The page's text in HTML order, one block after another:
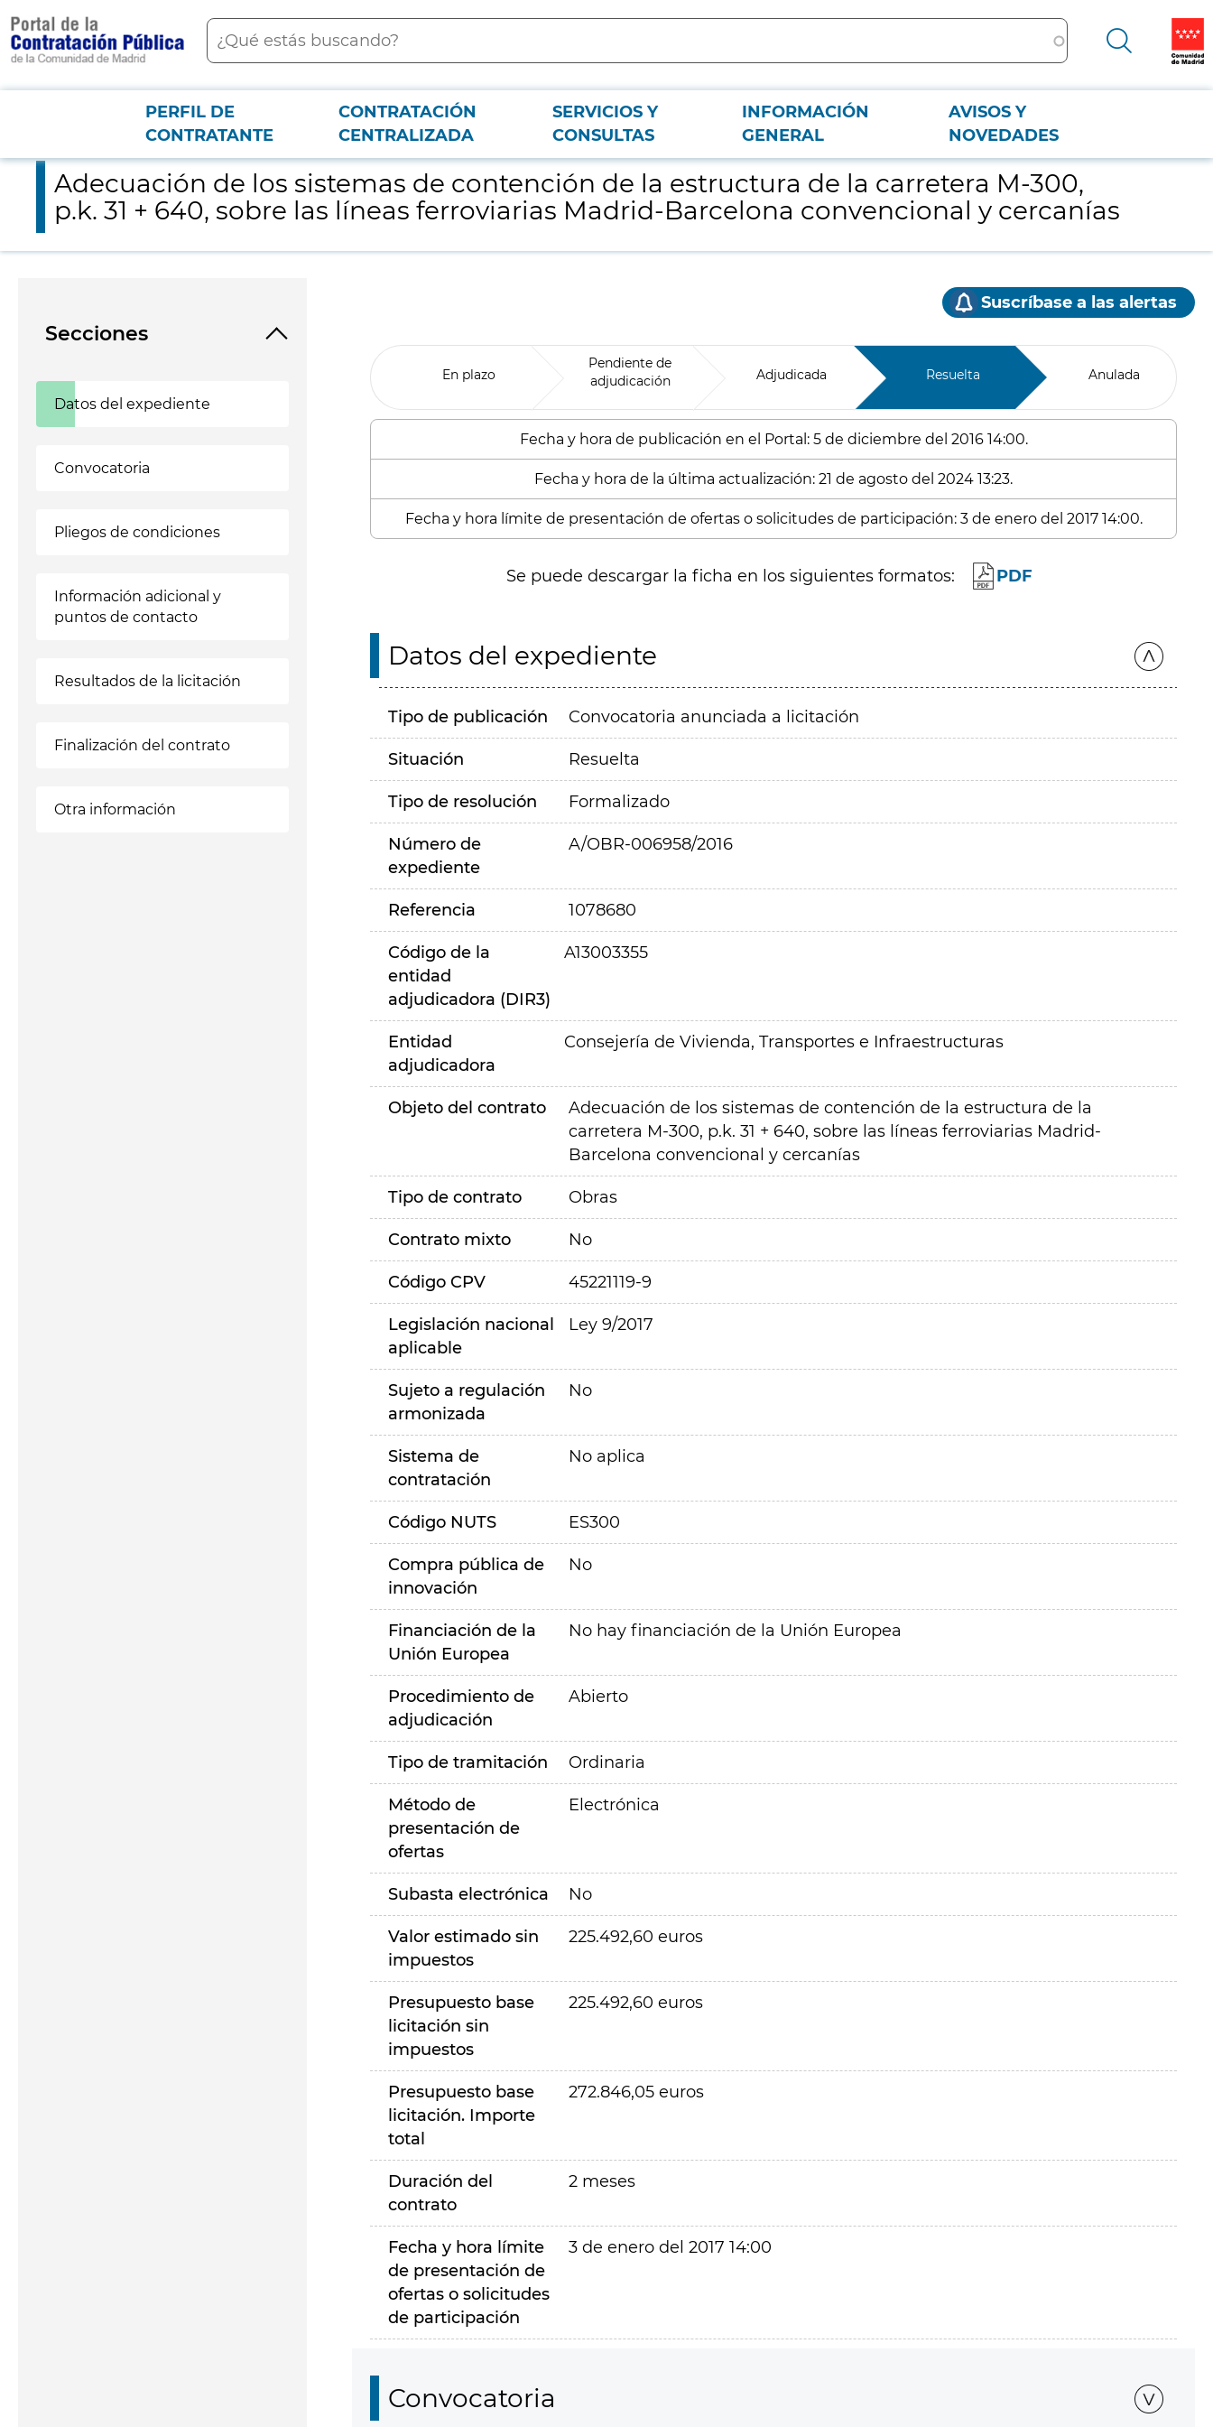
contenido
principal
Buscar
Menú PCON
PERFIL DE
CONTRATANTE
CONTRATACIÓN
CENTRALIZADA
SERVICIOS Y
CONSULTAS
INFORMACIÓN
GENERAL
AVISOS Y
NOVEDADES
Adecuación de los sistemas de contención de la estructura de la carretera M-300, p.k. 31 + 640, sobre las líneas ferroviarias Madrid-Barcelona convencional y cercanías
Adecuación de los sistemas de contención de la estructura de la carretera M-300,
p.k. 31 + 640, sobre las líneas ferroviarias Madrid-Barcelona convencional y cercanías
Secciones
Datos del expediente
Convocatoria
Pliegos de condiciones
Información adicional y
puntos de contacto
Resultados de la licitación
Finalización del contrato
Otra información
Suscríbase a las alertas
En plazo
Pendiente de
adjudicación
Adjudicada Resuelta Anulada
Fecha y hora de publicación en el Portal: 5 de diciembre del 2016 14:00.
Fecha y hora de la última actualización: 21 de agosto del 2024 13:23.
Fecha y hora límite de presentación de ofertas o solicitudes de participación: 3 de enero del 2017 14:00.
Se puede descargar la ficha en los siguientes formatos: PDF
Datos del expediente
Tipo de publicación Convocatoria anunciada a licitación
Situación Resuelta
Tipo de resolución Formalizado
Número de
expediente
A/OBR-006958/2016
Referencia 1078680
Código de la
entidad
adjudicadora (DIR3)
A13003355
Entidad
adjudicadora
Consejería de Vivienda, Transportes e Infraestructuras
Objeto del contrato
Adecuación de los sistemas de contención de la estructura de la
carretera M-300, p.k. 31 + 640, sobre las líneas ferroviarias Madrid-
Barcelona convencional y cercanías
Tipo de contrato Obras
Contrato mixto No
Código CPV 45221119-9
Legislación nacional
aplicable
Ley 9/2017
Sujeto a regulación
armonizada
No
Sistema de
contratación
No aplica
Código NUTS ES300
Compra pública de
innovación
No
Financiación de la
Unión Europea
No hay financiación de la Unión Europea
Procedimiento de
adjudicación
Abierto
Tipo de tramitación Ordinaria
Método de
presentación de
ofertas
Electrónica
Subasta electrónica No
Valor estimado sin
impuestos
225.492,60 euros
Presupuesto base
licitación sin
impuestos
225.492,60 euros
Presupuesto base
licitación. Importe
total
272.846,05 euros
Duración del
contrato
2 meses
Fecha y hora límite
de presentación de
ofertas o solicitudes
de participación
3 de enero del 2017 14:00
Convocatoria